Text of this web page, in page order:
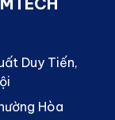
Duy Tiến,
Hòa